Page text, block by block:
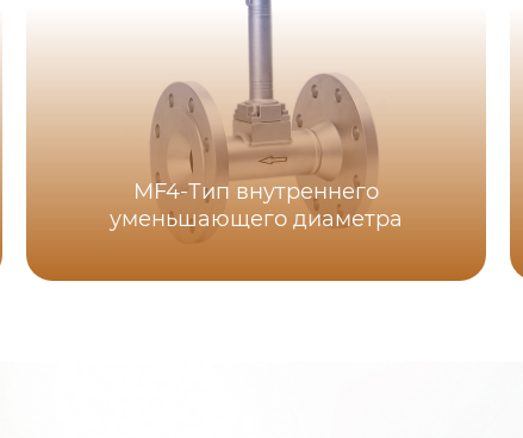
MF4-Тип внутреннего
уменьшающего диаметра